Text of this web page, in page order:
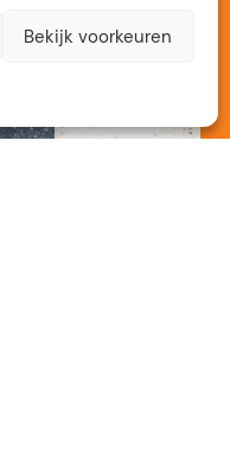
Bekijk voorkeuren